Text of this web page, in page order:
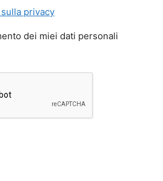
privacy
dei miei dati personali